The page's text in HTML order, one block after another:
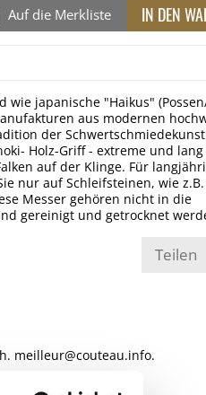
Auf die Merkliste
japanische "Haikus"
aus modernen
der
Holz-Griff - extreme und lang
auf der Klinge. Für
nur auf Schleifsteinen, wie z.B.
Messer gehören nicht in die
gereinigt und getrocknet
Teilen
meilleur@couteau.info.